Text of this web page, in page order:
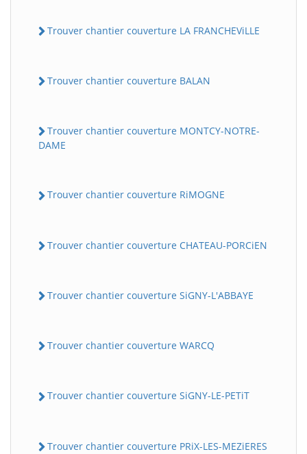
Trouver chantier couverture LA FRANCHEViLLE
Trouver chantier couverture BALAN
Trouver chantier couverture MONTCY-NOTRE-
DAME
Trouver chantier couverture RiMOGNE
Trouver chantier couverture CHATEAU-PORCiEN
Trouver chantier couverture SiGNY-L'ABBAYE
Trouver chantier couverture WARCQ
Trouver chantier couverture SiGNY-LE-PETiT
Trouver chantier couverture PRiX-LES-MEZiERES